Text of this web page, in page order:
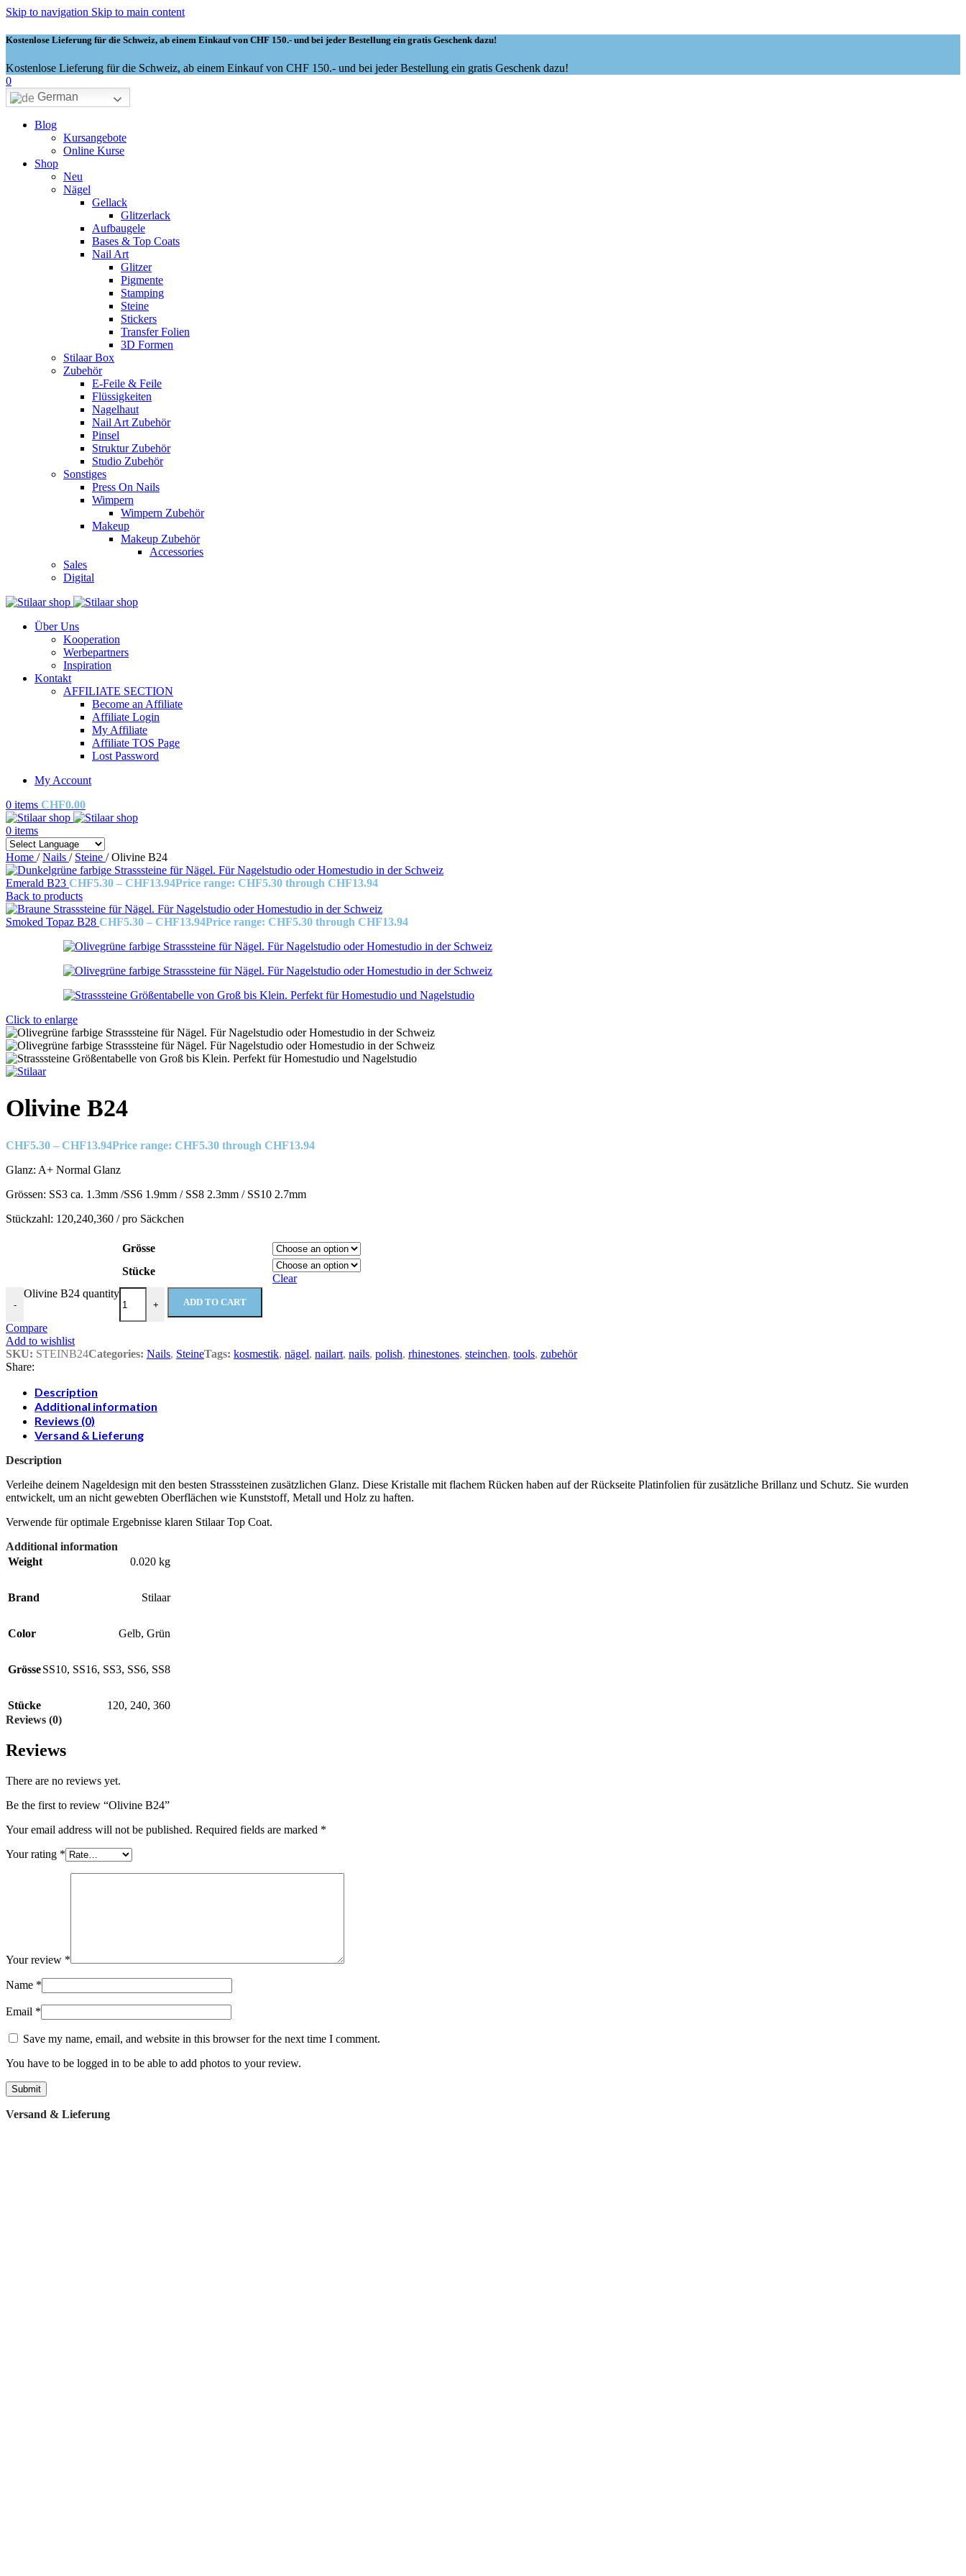
Skip to navigation Skip to main content
Kostenlose Lieferung für die Schweiz, ab einem Einkauf von CHF 150.- und bei jeder Bestellung ein gratis Geschenk dazu!
Kostenlose Lieferung für die Schweiz, ab einem Einkauf von CHF 150.- und bei jeder Bestellung ein gratis Geschenk dazu!
0
German
Blog
Kursangebote
Online Kurse
Shop
Neu
Nägel
Gellack
Glitzerlack
Aufbaugele
Bases & Top Coats
Nail Art
Glitzer
Pigmente
Stamping
Steine
Stickers
Transfer Folien
3D Formen
Stilaar Box
Zubehör
E-Feile & Feile
Flüssigkeiten
Nagelhaut
Nail Art Zubehör
Pinsel
Struktur Zubehör
Studio Zubehör
Sonstiges
Press On Nails
Wimpern
Wimpern Zubehör
Makeup
Makeup Zubehör
Accessories
Sales
Digital
Über Uns
Kooperation
Werbepartners
Inspiration
Kontakt
AFFILIATE SECTION
Become an Affiliate
Affiliate Login
My Affiliate
Affiliate TOS Page
Lost Password
My Account
0 items CHF0.00
0 items
Home / Nails / Steine / Olivine B24
Emerald B23 CHF5.30 – CHF13.94Price range: CHF5.30 through CHF13.94
Back to products
Smoked Topaz B28 CHF5.30 – CHF13.94Price range: CHF5.30 through CHF13.94
Click to enlarge
Olivine B24
CHF5.30 – CHF13.94Price range: CHF5.30 through CHF13.94
Glanz: A+ Normal Glanz
Grössen: SS3 ca. 1.3mm /SS6 1.9mm / SS8 2.3mm / SS10 2.7mm
Stückzahl: 120,240,360 / pro Säckchen
Grösse
Stücke
Clear
-
Olivine B24 quantity
+ ADD TO CART
Compare
Add to wishlist
SKU: STEINB24Categories: Nails, SteineTags: kosmestik, nägel, nailart, nails, polish, rhinestones, steinchen, tools, zubehör
Share:
Description
Additional information
Reviews (0)
Versand & Lieferung
Description
Verleihe deinem Nageldesign mit den besten Strasssteinen zusätzlichen Glanz. Diese Kristalle mit flachem Rücken haben auf der Rückseite Platinfolien für zusätzliche Brillanz und Schutz. Sie wurden
entwickelt, um an nicht gewebten Oberflächen wie Kunststoff, Metall und Holz zu haften.
Verwende für optimale Ergebnisse klaren Stilaar Top Coat.
Additional information
Weight
0.020 kg
Brand Stilaar
Color Gelb, Grün
GrösseSS10, SS16, SS3, SS6, SS8
Stücke 120, 240, 360
Reviews (0)
Reviews
There are no reviews yet.
Be the first to review “Olivine B24”
Your email address will not be published. Required fields are marked *
Your rating *
Your review *
Name *
Email *
Save my name, email, and website in this browser for the next time I comment.
You have to be logged in to be able to add photos to your review.
Versand & Lieferung